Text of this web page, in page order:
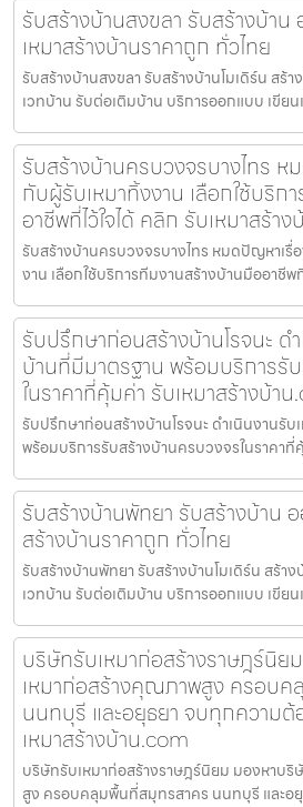
รับสร้างบ้านสงขลา รับสร้างบ้า
เหมาสร้างบ้านราคาถูก ทั่วไทย
รับสร้างบ้านสงขลา รับสร้างบ้านโมเดิร์น สร้า
เวทบ้าน รับต่อเติมบ้าน บริการออกแบบ เขีย
รับสร้างบ้านครบวงจรบางไทร
กับผู้รับเหมาทิ้งงาน เลือกใช้บริก
อาชีพที่ไว้ใจได้ คลิก รับเหมาสร้า
รับสร้างบ้านครบวงจรบางไทร หมดปัญหาเ
งาน เลือกใช้บริการทีมงานสร้างบ้านมืออาชีพ
รับปรึกษาก่อนสร้างบ้านโรจนะ ด
บ้านที่มีมาตรฐาน พร้อมบริการรั
ในราคาที่คุ้มค่า รับเหมาสร้างบ้า
รับปรึกษาก่อนสร้างบ้านโรจนะ ดำเนินงานรั
พร้อมบริการรับสร้างบ้านครบวงจรในราคาที่
รับสร้างบ้านพัทยา รับสร้างบ้าน
สร้างบ้านราคาถูก ทั่วไทย
รับสร้างบ้านพัทยา รับสร้างบ้านโมเดิร์น สร้าง
เวทบ้าน รับต่อเติมบ้าน บริการออกแบบ เขีย
บริษัทรับเหมาก่อสร้างราษฎร์นิย
เหมาก่อสร้างคุณภาพสูง ครอบ
นนทบุรี และอยุธยา จบทุกความต้
เหมาสร้างบ้าน.com
บริษัทรับเหมาก่อสร้างราษฎร์นิยม มองหาบ
สูง ครอบคลุมพื้นที่สมุทรสาคร นนทบุรี และอ